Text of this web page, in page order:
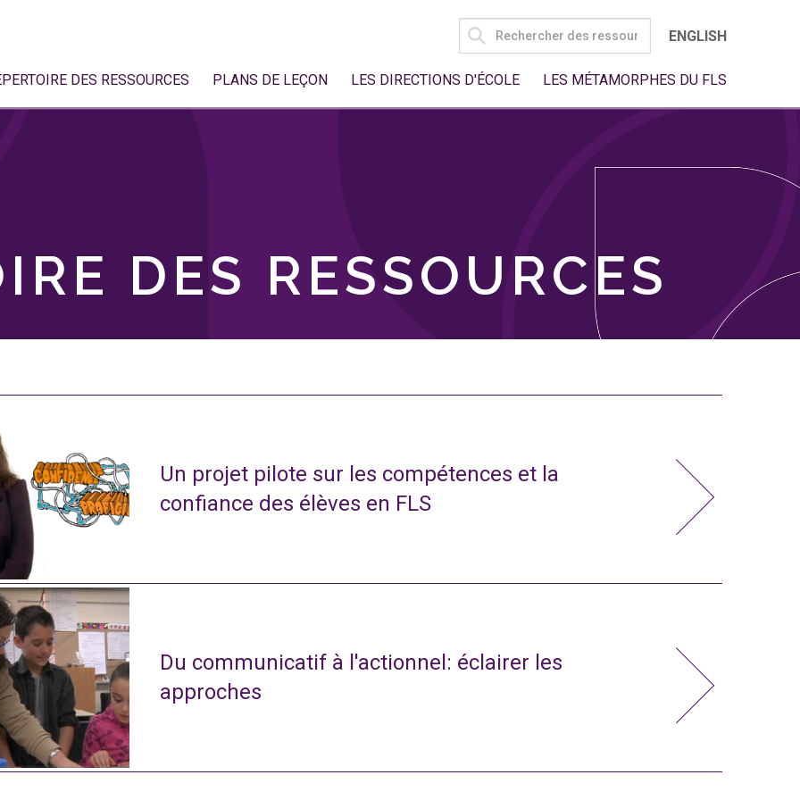
SEARCH
FOR:
ENGLISH
DES RESSOURCES PLANS DE LEÇON LES DIRECTIONS D'ÉCOLE LES MÉTAMORPHES DU FLS
DES RESSOURCES
Un projet pilote sur les compétences et la
confiance des élèves en FLS
Du communicatif à l'actionnel: éclairer les
approches